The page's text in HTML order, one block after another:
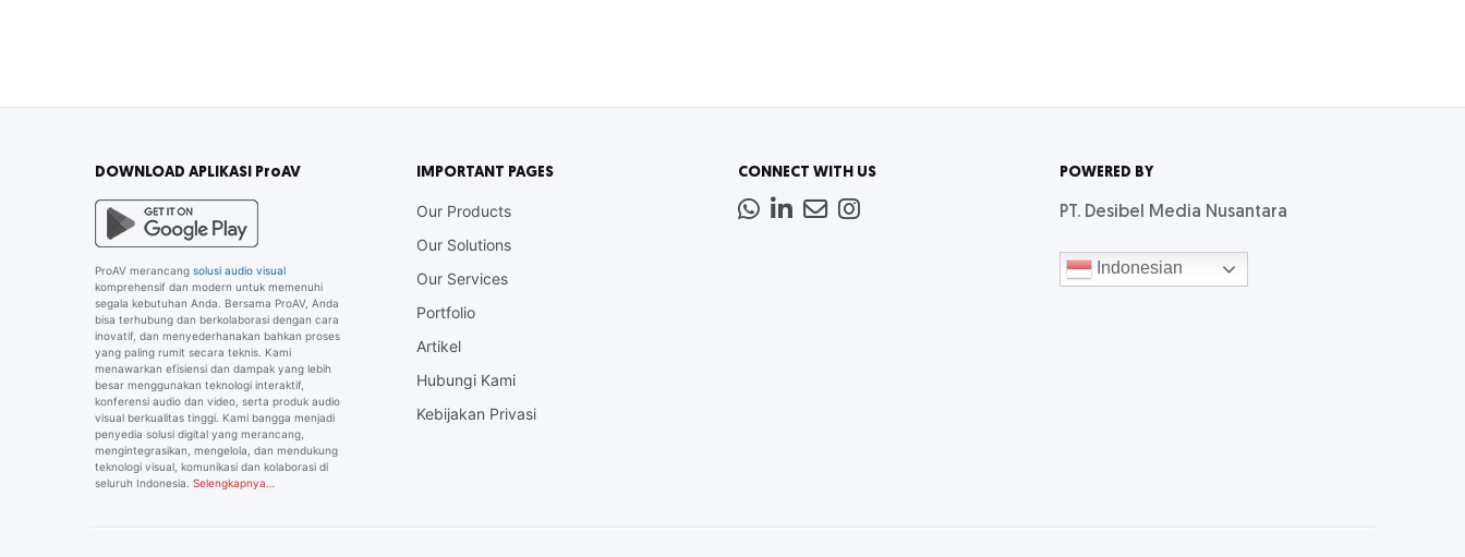
DOWNLOAD APLIKASI ProAV
ProAV merancang solusi audio visual
komprehensif dan modern untuk memenuhi
segala kebutuhan Anda. Bersama ProAV, Anda
bisa terhubung dan berkolaborasi dengan cara
inovatif, dan menyederhanakan bahkan proses
yang paling rumit secara teknis. Kami
menawarkan efisiensi dan dampak yang lebih
besar menggunakan teknologi interaktif,
konferensi audio dan video, serta produk audio
visual berkualitas tinggi. Kami bangga menjadi
penyedia solusi digital yang merancang,
mengintegrasikan, mengelola, dan mendukung
teknologi visual, komunikasi dan kolaborasi di
seluruh Indonesia. Selengkapnya…
IMPORTANT PAGES
Our Products
Our Solutions
Our Services
Portfolio
Artikel
Hubungi Kami
Kebijakan Privasi
CONNECT WITH US
Whatsapp
LinkedIn
NewsInstagram
POWERED BY
PT. Desibel Media Nusantara
Indonesian